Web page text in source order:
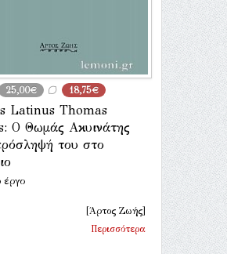
25,00€ 18,75€
Latinus Thomas
Ο Θωμάς Ακυινάτης
του στο
έργο
[Άρτος Ζωής]
Περισσότερα